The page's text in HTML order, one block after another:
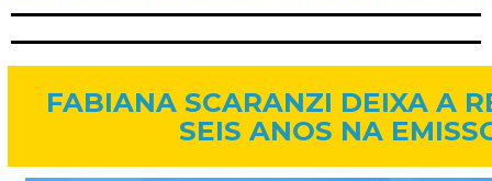
FABIANA SCARANZI DEIXA A
SEIS ANOS NA